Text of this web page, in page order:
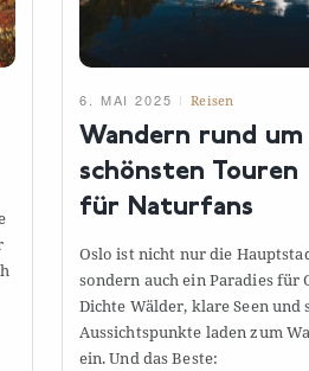
6. MAI 2025 Reisen
Wandern rund um
schönsten Touren
für Naturfans
Oslo ist nicht nur die
sondern auch ein Paradies
Dichte Wälder, klare Seen
Aussichtspunkte laden zum
ein. Und dasBeste: